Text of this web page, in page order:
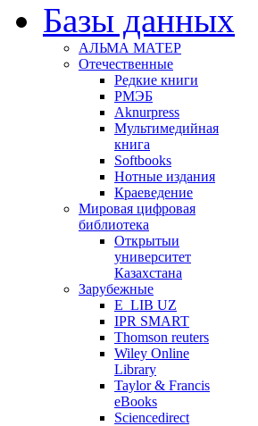
Базы данных
АЛЬМА МАТЕР
Отечественные
Редкие книги
РМЭБ
Аknurpress
Мультимедийная
книга
Softbooks
Нотные издания
Краеведение
Мировая цифровая
библиотека
Открытыи
университет
Казахстана
Зарубежные
E_LIB UZ
IPR SMART
Thomson reuters
Wiley Online
Library
Taylor & Francis
eBooks
Sciencedirect